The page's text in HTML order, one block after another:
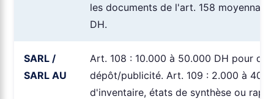
les documents de l'art. 158
DH.
SARL /
SARL AU
Art. 108 : 10.000 à 50.000 DH pour
dépôt/publicité. Art. 109 : 2.000 à
d'inventaire, états de synthèse ou